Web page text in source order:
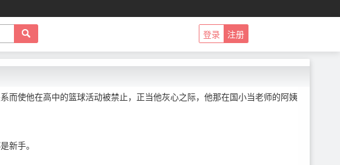
登录 注册
而使他在高中的篮球活动被禁止，正当他灰心之际，他那在国小当老师的阿姨
新手。